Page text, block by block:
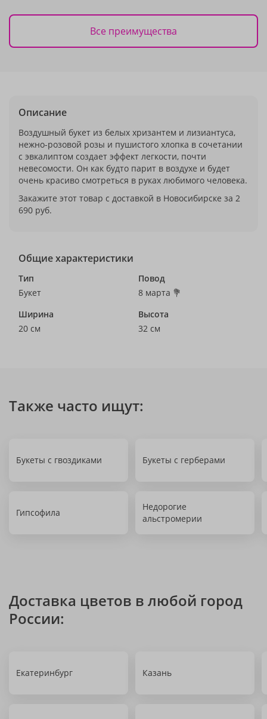
Все преимущества
Описание
Воздушный букет из белых хризантем и лизиантуса,
нежно-розовой розы и пушистого хлопка в сочетании
с эвкалиптом создает эффект легкости, почти
невесомости. Он как будто парит в воздухе и будет
очень красиво смотреться в руках любимого человека.
Закажите этот товар с доставкой в Новосибирске за 2
690 руб.
Общие характеристики
Тип
Букет
Повод
8 марта 💐
Ширина
20 см
Высота
32 см
Также часто ищут:
Букеты с гвоздиками Букеты с герберами
Гипсофила
Недорогие
альстромерии
Доставка цветов в любой город
России:
Екатеринбург Казань